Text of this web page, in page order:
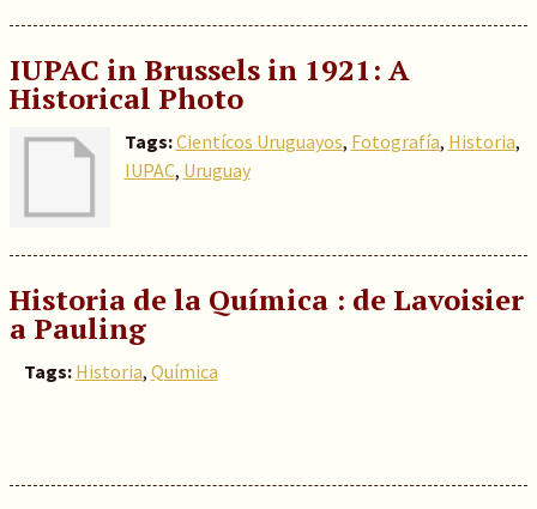
IUPAC in Brussels in 1921: A
Historical Photo
Tags:Cientícos Uruguayos, Fotografía, Historia,
IUPAC, Uruguay
Historia de la Química : de Lavoisier
a Pauling
Tags: Historia, Química